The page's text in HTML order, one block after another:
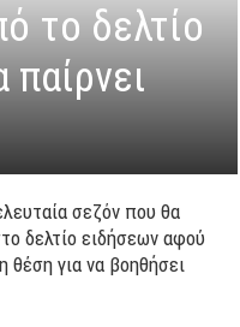
το δελτίο
σεζόν που θα
δελτίο ειδήσεων αφού
για να βοηθήσει